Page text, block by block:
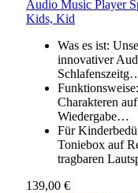
Audio Music Player
Kids, Kid
Was es ist:
innovativer
Charakteren
Wiedergabe…
Für
Toniebox auf
tragbaren
139,00 €